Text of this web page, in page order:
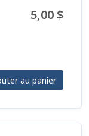
5,00 $
au panier